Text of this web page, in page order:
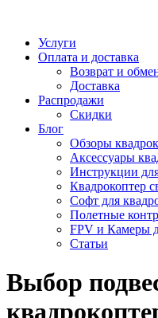
Услуги
Оплата и доставка
Возврат и
Доставка
Распродажи
Скидки
Блог
Обзоры
Аксессуары
Инструкции
Квадрокоптер
Софт для
Полетные
FPV и Камеры
Статьи
Выбор